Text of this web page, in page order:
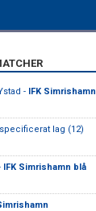
- IFK Simrishamn
lag (12)
IFK Simrishamn blå